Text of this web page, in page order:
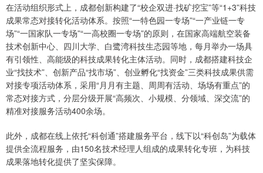
在活动组织形式上，成都创新构建了“校企双进·找矿挖宝”等“1+3”科技
成果常态对接转化活动体系。按照“一特色园一专场”“一产业链一专
场”“一国家队一专场”“一高校圈一专场”的原则，在国家高端航空装备
技术创新中心、四川大学、白鹭湾科技生态园等地，每月举办一场具
有引领性、高能级的科技成果转化主体活动。同时，成都搭建科技企
业“找技术”、创新产品“找市场”、创业孵化“找资金”三类科技成果供需
对接专项活动体系，采用“月月有主题、周周有活动、场场有重点”的
常态对接方式，分层分级开展“高频次、小规模、分领域、深交流”的
精准对接服务活动400余场。
此外，成都在线上依托“科创通”搭建服务平台，线下以“科创岛”为载体
提供全流程服务，由150名技术经理人组成的成果转化专班，为科技
成果落地转化提供了坚实保障。